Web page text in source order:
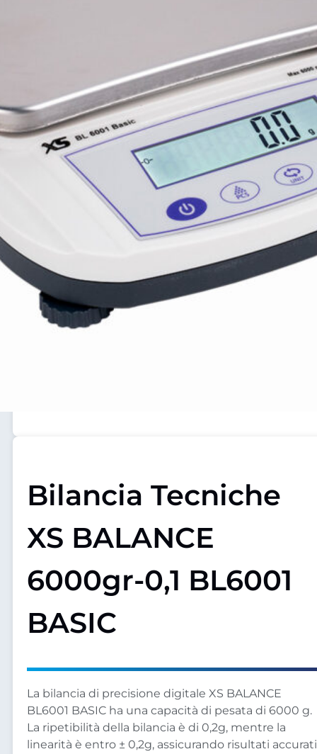
Bilancia Tecniche
XS BALANCE
6000gr-0,1 BL6001
BASIC
La bilancia di precisione digitale XS BALANCE
BL6001 BASIC ha una capacità di pesata di 6000 g.
La ripetibilità della bilancia è di 0,2g, mentre la
linearità è entro ± 0,2g, assicurando risultati accurati